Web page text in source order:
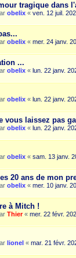
tragique dans
obelix « ven. 12 juil.
obelix « mer. 24 janv.
...
obelix « lun. 22 janv.
obelix « lun. 22 janv.
vous laissez pas
obelix « lun. 22 janv.
obelix « sam. 13 janv.
20 ans de mon
obelix « mer. 10 janv.
à Mitch !
Thier« mer. 22 févr.
lionel « mar. 21 févr.